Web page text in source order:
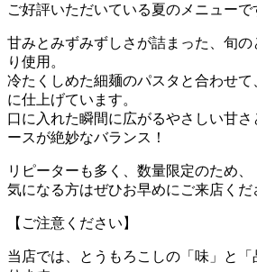
ご好評いただいている夏のメニューで
甘みとみずみずしさが詰まった、旬
り使用。
冷たくしめた細麺のパスタと合わせて
に仕上げています。
口に入れた瞬間に広がるやさしい甘
ースが絶妙なバランス！
リピーターも多く、数量限定のため、
気になる方はぜひお早めにご来店くだ
【ご注意ください】
当店では、とうもろこしの「味」と